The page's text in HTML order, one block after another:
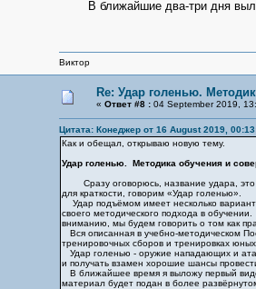
В ближайшие два-три дня
Виктор
Re: Удар голенью.
« Ответ #8 :04 September 2019,
Цитата: Конеджер от 16 August 2019,
Как и обещал, открываю новую тему.
Удар голенью. Методика обучения и
Сразу оговорюсь, название удара, это
для краткости, говорим «Удар голенью».
Удар подъёмом имеет несколько
своего методического подхода в
вниманию, мы будем говорить о том как
Вся описанная в учебно-методическом
тренировочных сборов и тренировках
Удар голенью - оружие нападающих и
и получать взамен хорошие шансы
В ближайшее время я выложу первый
материал будет подан в более